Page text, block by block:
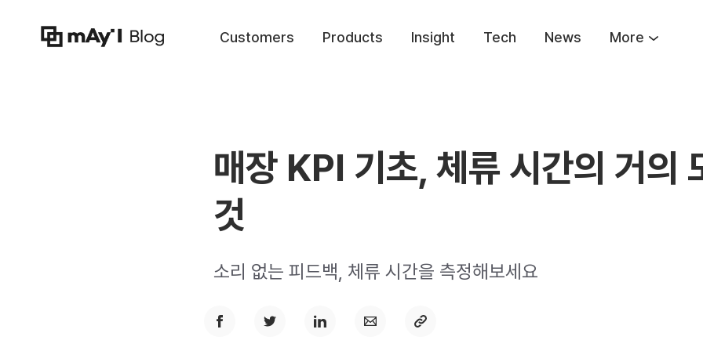
Customers Products Insight Tech News More
매장 KPI 기초, 체류 시간의 거의
것
소리 없는 피드백, 체류 시간을 측정해보세요